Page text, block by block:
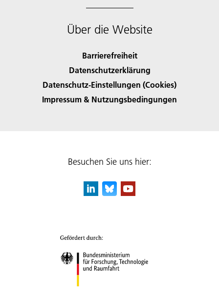
Über die Website
Barrierefreiheit
Datenschutzerklärung
Datenschutz-Einstellungen (Cookies)
Impressum & Nutzungsbedingungen
Besuchen Sie uns hier: